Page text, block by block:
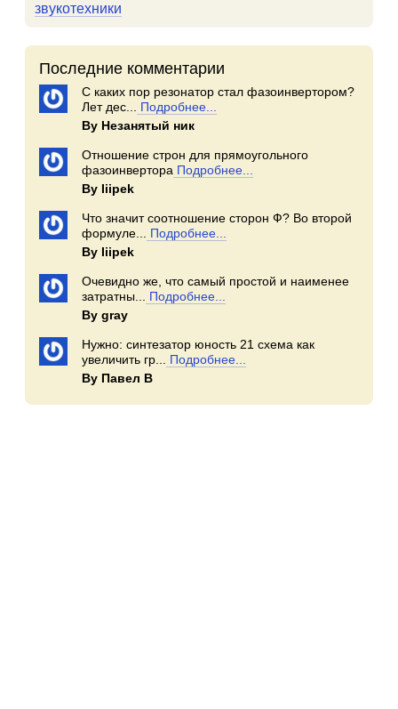
звукотехники
Последние комментарии
С каких пор резонатор стал фазоинвертором?
Лет дес...
Подробнее...
By Незанятый ник
Отношение строн для прямоугольного
фазоинвертора Подробнее...
By Iiipek
Что значит соотношение сторон Ф? Во второй
формуле...
Подробнее...
By Iiipek
Очевидно же, что самый простой и наименее
затратны...
Подробнее...
By gray
Нужно: синтезатор юность 21 схема как
увеличить гр...
Подробнее...
By Павел В